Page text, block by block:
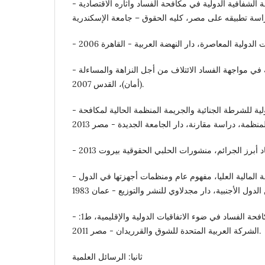
- سوزان عادلي ناشد: دور منظمة الشفافية الدولية في مكافحة الفساد وآثاره الاقتصادية
- عبير مصلح: النزاهة والشفافية في مواجهة الفساد الائتلاف من أجل النزاهة والمساءلة
(أمان)، القدس 2007.
- عكرم عادل: المنظمة الدولية للشرطة الجنائية والجريمة المنظمة الحالية لمكافحة
- فهمى محمود شكرى: الرقابة المالية العليا، مفهوم عام ومنظمات أجهزتها في الدول
- وليد ابراهيم الدسوقي: مكافحة الفساد في ضوء الاتفاقيات الدولية والإقليمية، ط1:
الشركة العربية المتحدة للشوق والقرريدان - مصر 2011.
ثانيا: الرسائل العلمية